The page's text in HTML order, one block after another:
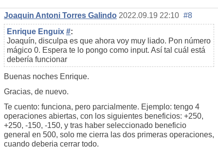
Joaquin Antoni Torres Galindo 2022.09.19 22:10 #8
Enrique Enguix #:
Joaquín, disculpa es que ahora voy muy liado. Pon número
mágico 0. Espera te lo pongo como input. Así tal cuál está
debería funcionar
Buenas noches Enrique.
Gracias, de nuevo.
Te cuento: funciona, pero parcialmente. Ejemplo: tengo 4
operaciones abiertas, con los siguientes beneficios: +250,
+250, -150, -150, y tras haber seleccionado beneficio
general en 500, solo me cierra las dos primeras operaciones,
cuando deberia cerrar todo.